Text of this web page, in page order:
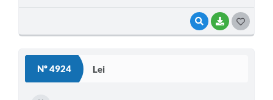
VISUALIZAR
BAIXAR
Nº 4924 Lei